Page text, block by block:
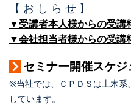
【 お し ら せ 】
▼受講者本人様からの受講
▼会社担当者様からの受講
セミナー開催スケ
※当社では、ＣＰＤＳは土木系
しています。